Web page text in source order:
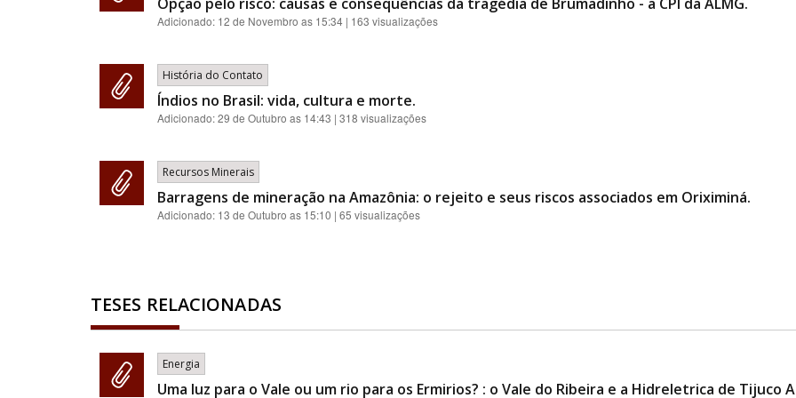
Adicionado: 12 de Novembro as 15:34 | 163 visualizações
História do Contato
Índios no Brasil: vida, cultura e morte.
Adicionado:29 de Outubro as 14:43 | 318 visualizações
Recursos Minerais
Barragens de mineração na Amazônia: o rejeito e seus riscos associados em Oriximiná.
Adicionado: 13 de Outubro as 15:10 | 65 visualizações
TESES RELACIONADAS
Energia
Uma luz para o Vale ou um rio para os Ermirios? : o Vale do Ribeira e a Hidreletrica de Tijuco